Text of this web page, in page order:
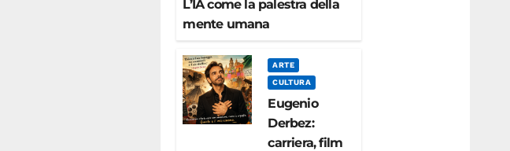
L’IA come la palestra della
mente umana
ARTE
CULTURA
Eugenio
Derbez:
carriera, film